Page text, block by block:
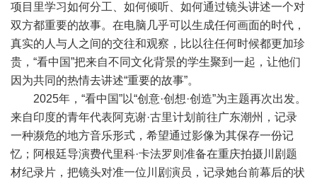
项目里学习如何分工、如何倾听、如何通过镜头讲述一个对
双方都重要的故事。在电脑几乎可以生成任何画面的时代，
真实的人与人之间的交往和观察，比以往任何时候都更加珍
贵，“看中国”把来自不同文化背景的学生聚到一起，让他们
因为共同的热情去讲述“重要的故事”。
2025年，“看中国”以“创意·创想·创造”为主题再次出发。
来自印度的青年代表阿克谢·古里计划前往广东潮州，记录
一种濒危的地方音乐形式，希望通过影像为其保存一份记
忆；阿根廷导演费代里科·卡法罗则准备在重庆拍摄川剧题
材纪录片，把镜头对准一位川剧演员，记录她台前幕后的状